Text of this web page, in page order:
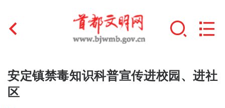
首页
文明创建
安定镇禁毒知识科普宣传进校园、进社
区